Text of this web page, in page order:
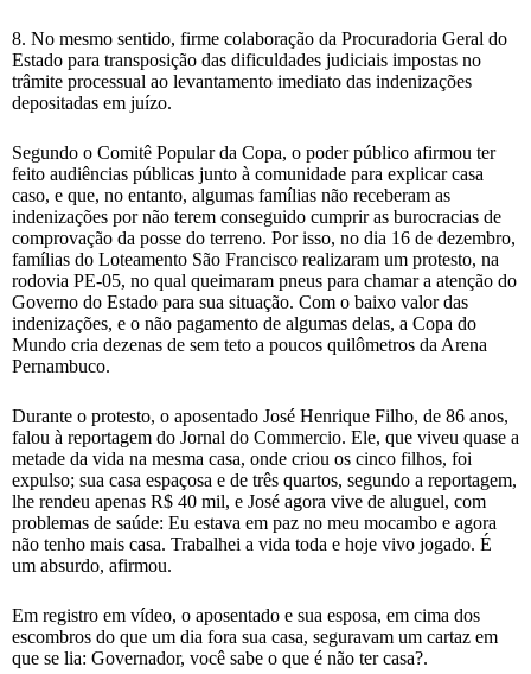
8. No mesmo sentido, firme colaboração da Procuradoria Geral do
Estado para transposição das dificuldades judiciais impostas no
trâmite processual ao levantamento imediato das indenizações
depositadas em juízo.
Segundo o Comitê Popular da Copa, o poder público afirmou ter
feito audiências públicas junto à comunidade para explicar casa
caso, e que, no entanto, algumas famílias não receberam as
indenizações por não terem conseguido cumprir as burocracias de
comprovação da posse do terreno. Por isso, no dia 16 de dezembro,
famílias do Loteamento São Francisco realizaram um protesto, na
rodovia PE-05, no qual queimaram pneus para chamar a atenção do
Governo do Estado para sua situação. Com o baixo valor das
indenizações, e o não pagamento de algumas delas, a Copa do
Mundo cria dezenas de sem teto a poucos quilômetros da Arena
Pernambuco.
Durante o protesto, o aposentado José Henrique Filho, de 86 anos,
falou à reportagem do Jornal do Commercio. Ele, que viveu quase a
metade da vida na mesma casa, onde criou os cinco filhos, foi
expulso; sua casa espaçosa e de três quartos, segundo a reportagem,
lhe rendeu apenas R$ 40 mil, e José agora vive de aluguel, com
problemas de saúde: Eu estava em paz no meu mocambo e agora
não tenho mais casa. Trabalhei a vida toda e hoje vivo jogado. É
um absurdo, afirmou.
Em registro em vídeo, o aposentado e sua esposa, em cima dos
escombros do que um dia fora sua casa, seguravam um cartaz em
que se lia: Governador, você sabe o que é não ter casa?.